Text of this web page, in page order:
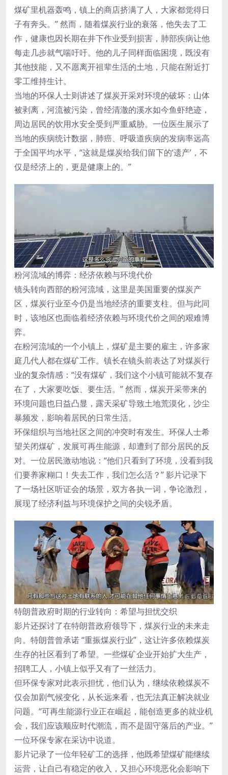
煤矿里机器轰鸣，镇上的商店挤满了人，大家都觉得日
子有奔头。” 然而，随着煤炭行业的衰落，他失去了工
作，健康也因长期在井下作业受到损害，肺部疾病让他
每走几步就气喘吁吁。他的儿子同样面临困境，既没有
其他技能，又不愿离开祖辈生活的土地，只能在附近打
零工维持生计。
当地的环保人士则讲述了煤炭开采对环境的破坏：山体
被剥离，河流被污染，曾经清澈的溪水如今鱼虾绝迹，
周边居民的饮用水安全受到严重威胁。一位医生展示了
当地的疾病统计数据，肺癌、呼吸道疾病的发病率远高
于全国平均水平，“这就是煤炭给我们留下的‘遗产’，不
仅是经济上的，更是健康上的。”
粉河流域的博弈：经济依赖与环境代价
镜头转向西部的粉河流域，这里是美国重要的煤炭产
区，煤炭行业至今仍是当地经济的重要支柱。但与此同
时，该地区也面临着经济依赖与环境代价之间的艰难博
弈。
在粉河流域的一个小镇上，煤矿是主要的雇主，许多家
庭几代人都在煤矿工作。镇长在镜头前表达了对煤炭行
业的复杂情感：“没有煤矿，我们这个小镇可能就不复存
在了，大家要吃饭、要生活。” 然而，煤炭开采带来的
环境问题也日益凸显，露天采矿导致土地荒漠化，沙尘
暴频发，影响着居民的日常生活。
环保组织与当地社区之间的冲突时有发生。环保人士希
望关闭煤矿，发展可再生能源，却遭到了部分居民的反
对。一位居民激动地说：“他们只看到了环境，没看到我
们要养家糊口！失去工作，我们怎么活？” 影片记录下
了一场社区听证会的场景，双方各执一词，争论激烈，
展现了经济利益与环境保护之间的尖锐矛盾。
特朗普政府时期的行业转向：希望与担忧交织
影片还探讨了在特朗普政府领导下，煤炭行业的未来走
向。特朗普曾承诺 “重振煤炭行业”，这让许多依赖煤炭
生存的社区看到了希望。一些煤矿企业开始扩大生产，
招聘工人，小镇上似乎又有了一丝活力。
但环保专家对此表示担忧，他们认为，继续依赖煤炭不
仅会加剧气候变化，从长远来看，也无法真正解决就业
问题。“可再生能源行业正在崛起，能创造更多的就业机
会，我们应该顺应时代潮流，而不是固守落后的产业。”
一位环保专家在采访中说道。
影片记录了一位年轻矿工的选择，他既希望煤矿能继续
运营，让自己有稳定的收入，又担心环境恶化会影响下